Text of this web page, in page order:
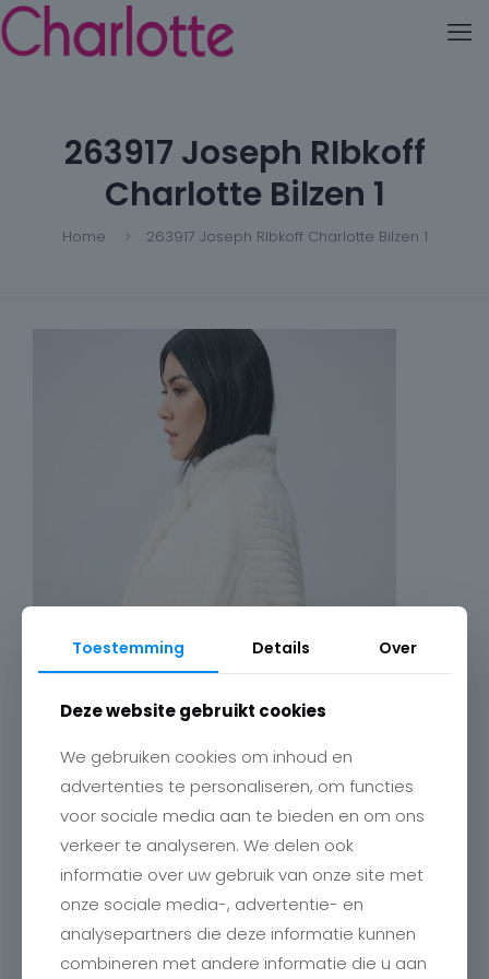
263917 Joseph RIbkoff
Charlotte Bilzen 1
Home 263917 Joseph RIbkoff Charlotte Bilzen 1
Toestemming Details Over
Deze website gebruikt cookies
We gebruiken cookies om inhoud en
advertenties te personaliseren, om functies
voor sociale media aan te bieden en om ons
verkeer te analyseren. We delen ook
informatie over uw gebruik van onze site met
onze sociale media-, advertentie- en
analysepartners die deze informatie kunnen
combineren met andere informatie die u aan